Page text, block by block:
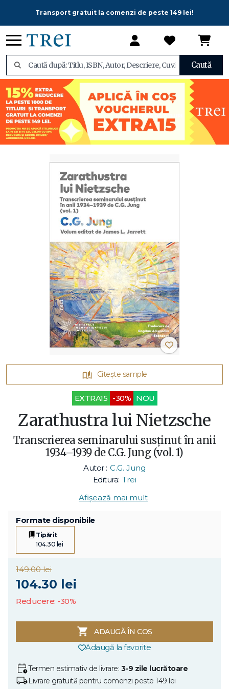
Transport gratuit la comenzi de peste 149 lei!
Caută
Citește sample
EXTRA15 -30% NOU
Zarathustra lui Nietzsche
Transcrierea seminarului susținut în anii
1934–1939 de C.G. Jung (vol. 1)
Autor : C.G. Jung
Editura: Trei
Afișează mai mult
Formate disponibile
Tipărit
104.30 lei
149.00 lei
104.30 lei
Reducere: -30%
ADAUGĂ ÎN COȘ
Adaugă la favorite
Termen estimativ de livrare: 3-9 zile lucrătoare
Livrare gratuită pentru comenzi peste 149 lei